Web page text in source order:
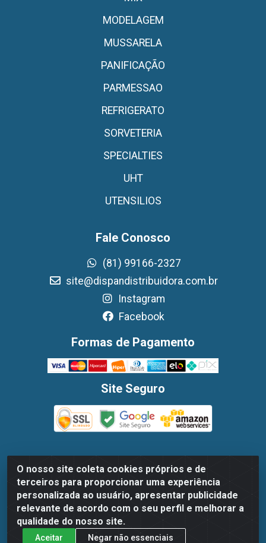
O nosso site coleta cookies próprios e de
terceiros para proporcionar uma experiência
personalizada ao usuário, apresentar publicidade
relevante de acordo com o seu perfil e melhorar a
qualidade do nosso site.
Aceitar Negar não essenciais
MODELAGEM
MUSSARELA
PANIFICAÇÃO
PARMESSAO
REFRIGERATO
SORVETERIA
SPECIALTIES
UHT
UTENSILIOS
Fale Conosco
(81) 99166-2327
site@dispandistribuidora.com.br
Instagram
Facebook
Formas de Pagamento
Site Seguro
Dispan Distribuidora de Alimentos LTDA - Avenida
Marechal Mascarenhas De Moraes, 1048- Imbiribeira,
Recife/PE - CEP 51.170-000 - CNPJ 30.779.584/0003-78